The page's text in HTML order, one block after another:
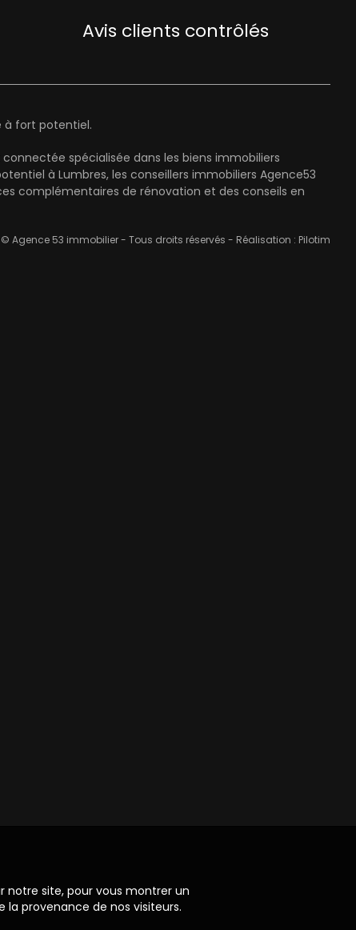
Avis clients contrôlés
à fort potentiel.
spécialisée dans les biens immobiliers
à Lumbres, les conseillers immobiliers Agence53
complémentaires de rénovation et des conseils en
© Agence 53 immobilier - Tous droits réservés - Réalisation : Pilotim
notre site, pour vous montrer un
provenance de nos visiteurs.